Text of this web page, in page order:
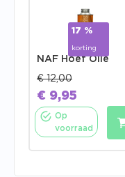
17 %
korting
NAF Hoef Olie
€12,00
€ 9,95
Op
voorraad